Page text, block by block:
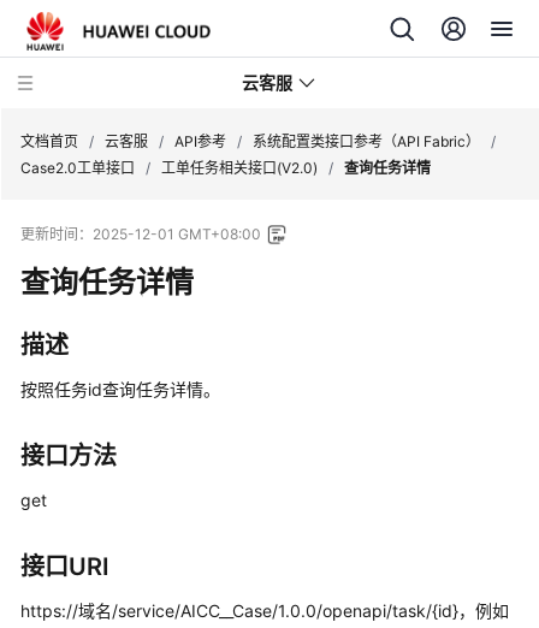
云客服
品
介
绍
快
速
入
户
南
价
文档首页 / 云客服 / API参考 / 系统配置类接口参考（API Fabric）
/
Case2.0工单接口
/ 工单任务相关接口(V2.0) / 查询任务详情
更新时间： 2025-12-01 GMT+08:00
查询任务详情
描述
按照任务id查询任务详情。
接口方法
get
接口URI
https://域名/service/AICC__Case/1.0.0/openapi/task/{id}，例如